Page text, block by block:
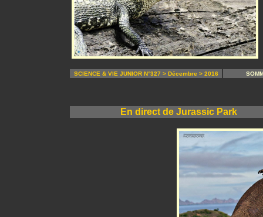
SCIENCE & VIE JUNIOR N°327 > Décembre > 2016
En direct de Jurassic Park